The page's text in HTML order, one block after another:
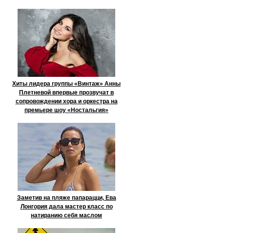
Хиты лидера группы «Винтаж» Анны
Плетневой впервые прозвучат в
сопровождении хора и оркестра на
премьере шоу «Ностальгия»
Заметив на пляже папарацци, Ева
Лонгория дала мастер класс по
натиранию себя маслом